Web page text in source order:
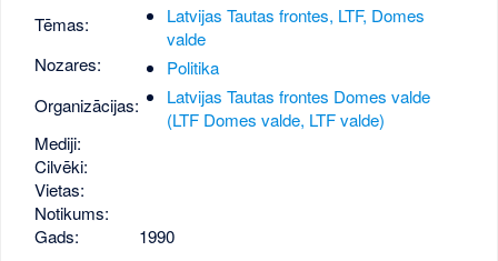
Tēmas:
Latvijas Tautas frontes, LTF, Domes
valde
Nozares:
Politika
Organizācijas:
Latvijas Tautas frontes Domes valde
(LTF Domes valde, LTF valde)
Mediji:
Cilvēki:
Vietas:
Notikums:
Gads:
1990